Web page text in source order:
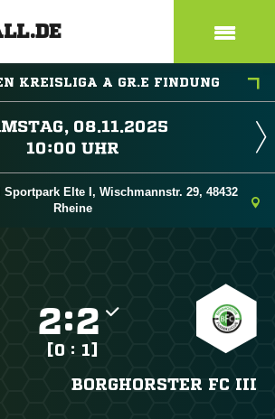
KREISLIGA A GR.E FINDUNG

 
Sportpark Elte I, Wischmannstr. 29, 48432
Rheine
:
[0 : 1]
BORGHORSTER FC III